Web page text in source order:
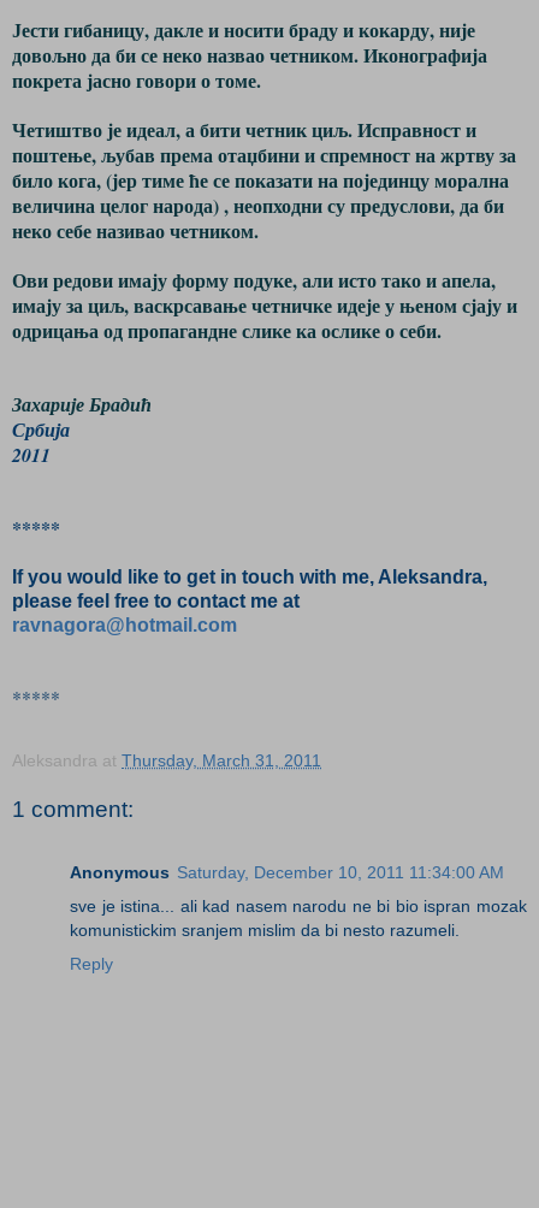
Јести гибаницу, дакле и носити браду и кокарду, није
довољно да би се неко назвао четником. Иконографија
покрета јасно говори о томе.
Четиштво је идеал, а бити четник циљ. Исправност и
поштење, љубав према отаџбини и спремност на жртву за
било кога, (јер тиме ће се показати на појединцу морална
величина целог народа) , неопходни су предуслови, да би
неко себе називао четником.
Ови редови имају форму подуке, али исто тако и апела,
имају за циљ, васкрсавање четничке идеје у њеном сјају и
одрицања од пропагандне слике ка ослике о себи.
Захарије Брадић
Србија
2011
*****
If you would like to get in touch with me, Aleksandra,
please feel free to contact me at
ravnagora@hotmail.com
*****
Aleksandra at Thursday, March 31, 2011
1 comment:
Anonymous Saturday, December 10, 2011 11:34:00 AM
sve je istina... ali kad nasem narodu ne bi bio ispran mozak
komunistickim sranjem mislim da bi nesto razumeli.
Reply